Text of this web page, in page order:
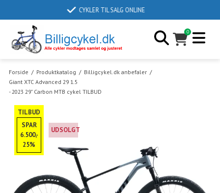
LEVERINGSTID 2-6 DAGE
0
Forside / Produktkatalog / Billigcykel.dk anbefaler /
Giant XTC Advanced 29 1.5
- 2023 29" Carbon MTB cykel TILBUD
TILBUD
SPAR
6.500,-
25%
UDSOLGT